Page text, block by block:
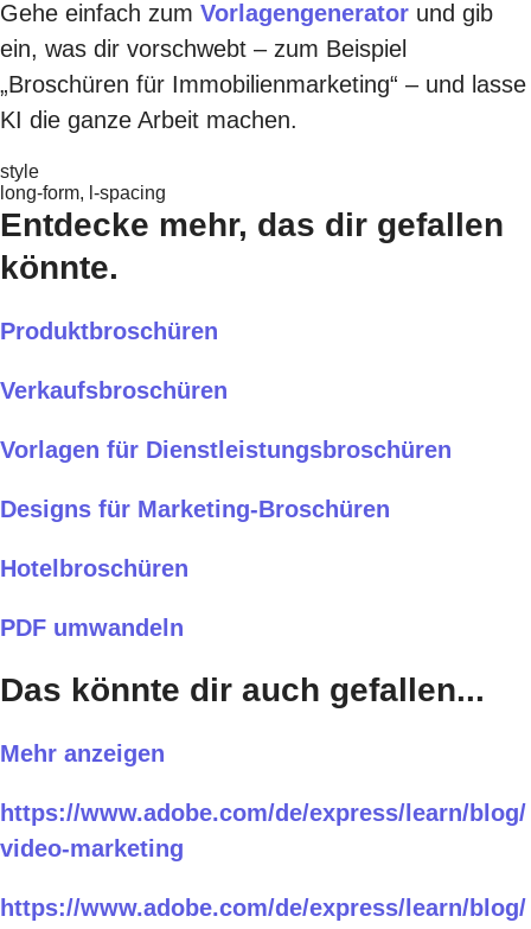
Gehe einfach zum Vorlagengenerator und gib
ein, was dir vorschwebt – zum Beispiel
„Broschüren für Immobilienmarketing“ – und lasse
KI die ganze Arbeit machen.
style
long-form, l-spacing
Entdecke mehr, das dir gefallen
könnte.
Produktbroschüren
Verkaufsbroschüren
Vorlagen für Dienstleistungsbroschüren
Designs für Marketing-Broschüren
Hotelbroschüren
PDF umwandeln
Das könnte dir auch gefallen...
Mehr anzeigen
https://www.adobe.com/de/express/learn/blog/
video-marketing
https://www.adobe.com/de/express/learn/blog/